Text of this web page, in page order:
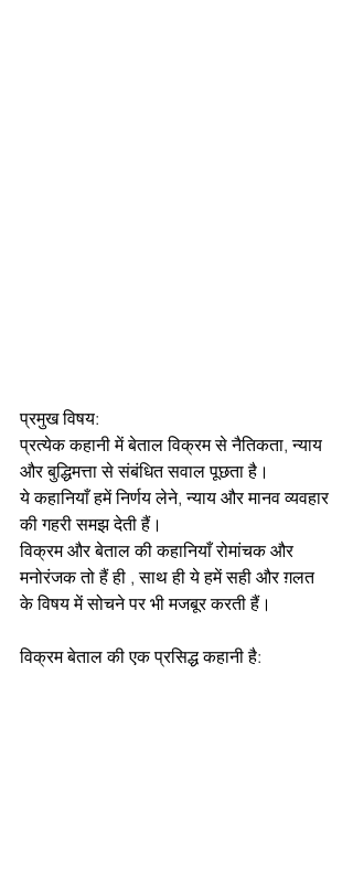
प्रमुख विषय:
प्रत्येक कहानी में बेताल विक्रम से नैतिकता, न्याय
और बुद्धिमत्ता से संबंधित सवाल पूछता है।
ये कहानियाँ हमें निर्णय लेने, न्याय और मानव व्यवहार
की गहरी समझ देती हैं।
विक्रम और बेताल की कहानियाँ रोमांचक और
मनोरंजक तो हैं ही , साथ ही ये हमें सही और ग़लत
के विषय में सोचने पर भी मजबूर करती हैं।
विक्रम बेताल की एक प्रसिद्ध कहानी है: